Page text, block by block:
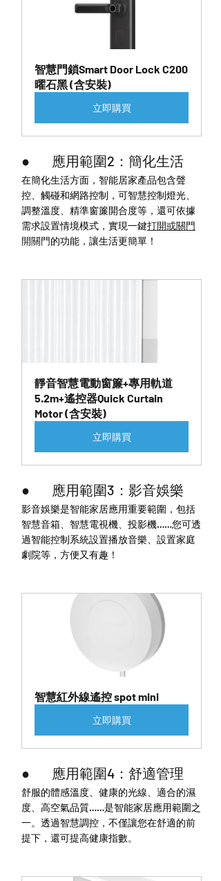
智慧門鎖Smart Door Lock C200
曜石黑 (含安裝)
立即購買
●        應用範圍2：簡化生活
在簡化生活方面，智能居家產品包含聲
控、觸碰和網路控制，可智慧控制燈光、
調整溫度、精準窗簾開合度等，還可依據
需求設置情境模式，實現一鍵打開或關門
開關門的功能，讓生活更簡單！
靜音智慧電動窗簾+專用軌道
5.2m+遙控器Quick Curtain
Motor (含安裝)
立即購買
●        應用範圍3：影音娛樂
影音娛樂是智能家居應用重要範圍，包括
智慧音箱、智慧電視機、投影機……您可透
過智能控制系統設置播放音樂、設置家庭
劇院等，方便又有趣！
智慧紅外線遙控 spot mini
立即購買
●        應用範圍4：舒適管理
舒服的體感溫度、健康的光線、適合的濕
度、高空氣品質……是智能家居應用範圍之
一。透過智慧調控，不僅讓您在舒適的前
提下，還可提高健康指數。